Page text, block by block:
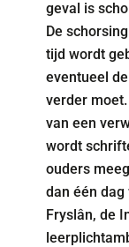
geval is
De
tijd wordt
eventueel
verder
van een
wordt
ouders
dan één
Fryslân, de